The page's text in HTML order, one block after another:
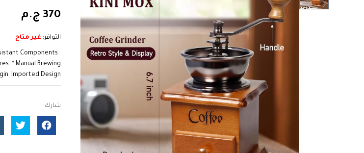
370 ج.م
التوافر: غير متاح
Components .
* Manual Brewing
Imported Design ....
شارك: